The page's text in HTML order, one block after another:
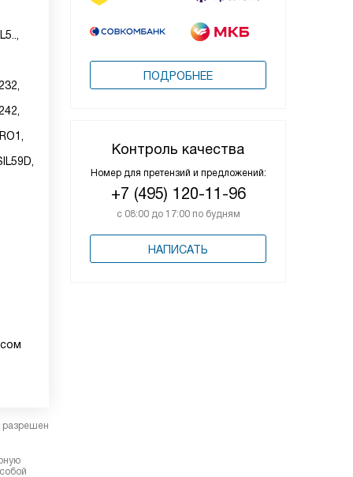
ПОДРОБНЕЕ
Контроль качества
Номер для претензий и предложений:
+7 (495) 120-11-96
с 08:00 до 17:00 по будням
НАПИСАТЬ
разрешен